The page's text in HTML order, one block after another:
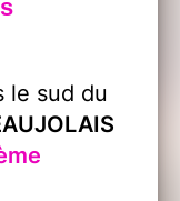
le sud du